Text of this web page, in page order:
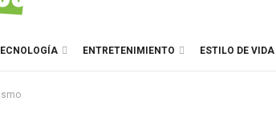
ENTRETENIMIENTO ESTILO DE VIDA